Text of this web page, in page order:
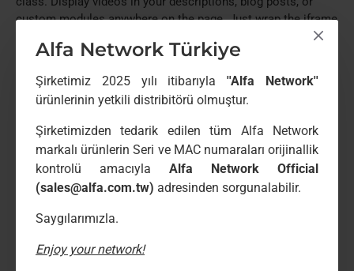
Alfa Network Türkiye
Şirketimiz 2025 yılı itibarıyla''Alfa Network''
ürünlerinin yetkili distribitörü olmuştur.
Şirketimizden tedarik edilen tüm Alfa Network
markalı ürünlerin Seri ve MAC numaraları orijinallik
kontrolü amacıyla Alfa Network Official
(sales@alfa.com.tw) adresinden sorgunalabilir.
Saygılarımızla.
Enjoy your network!
custom modules anywhere on the page. Just wrap the iframe
in additional div elements with the required classes and you
have full control over your video layout.
The above element is a fully customizable hr
your elements directly from the admin.
Etiketler: cool smart photography